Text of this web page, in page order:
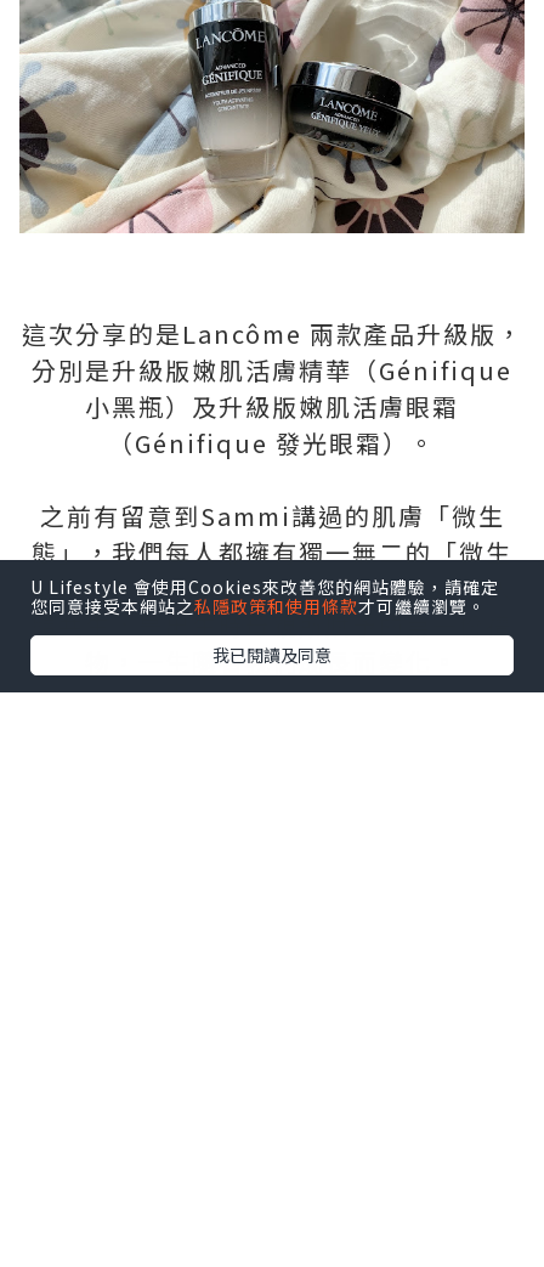
這次分享的是Lancôme 兩款產品升級版，
分別是升級版嫩肌活膚精華（Génifique
小黑瓶）及升級版嫩肌活膚眼霜
（Génifique 發光眼霜）。
之前有留意到Sammi講過的肌膚「微生
態」，我們每人都擁有獨一無二的「微生
態」，好比DNA或指紋。「微生態」與人
體共生，是出生時母親所賦予的第一份禮
物，一生隨著我們成長而變化。
U Lifestyle 會使用Cookies來改善您的網站體驗，請確定
您同意接受本網站之私隱政策和使用條款才可繼續瀏覽。
我已閱讀及同意